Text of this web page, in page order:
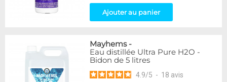
Ajouter au panier
Mayhems-
Eau distillée Ultra Pure H2O -
Bidon de 5 litres
4.9/5 - 18 avis